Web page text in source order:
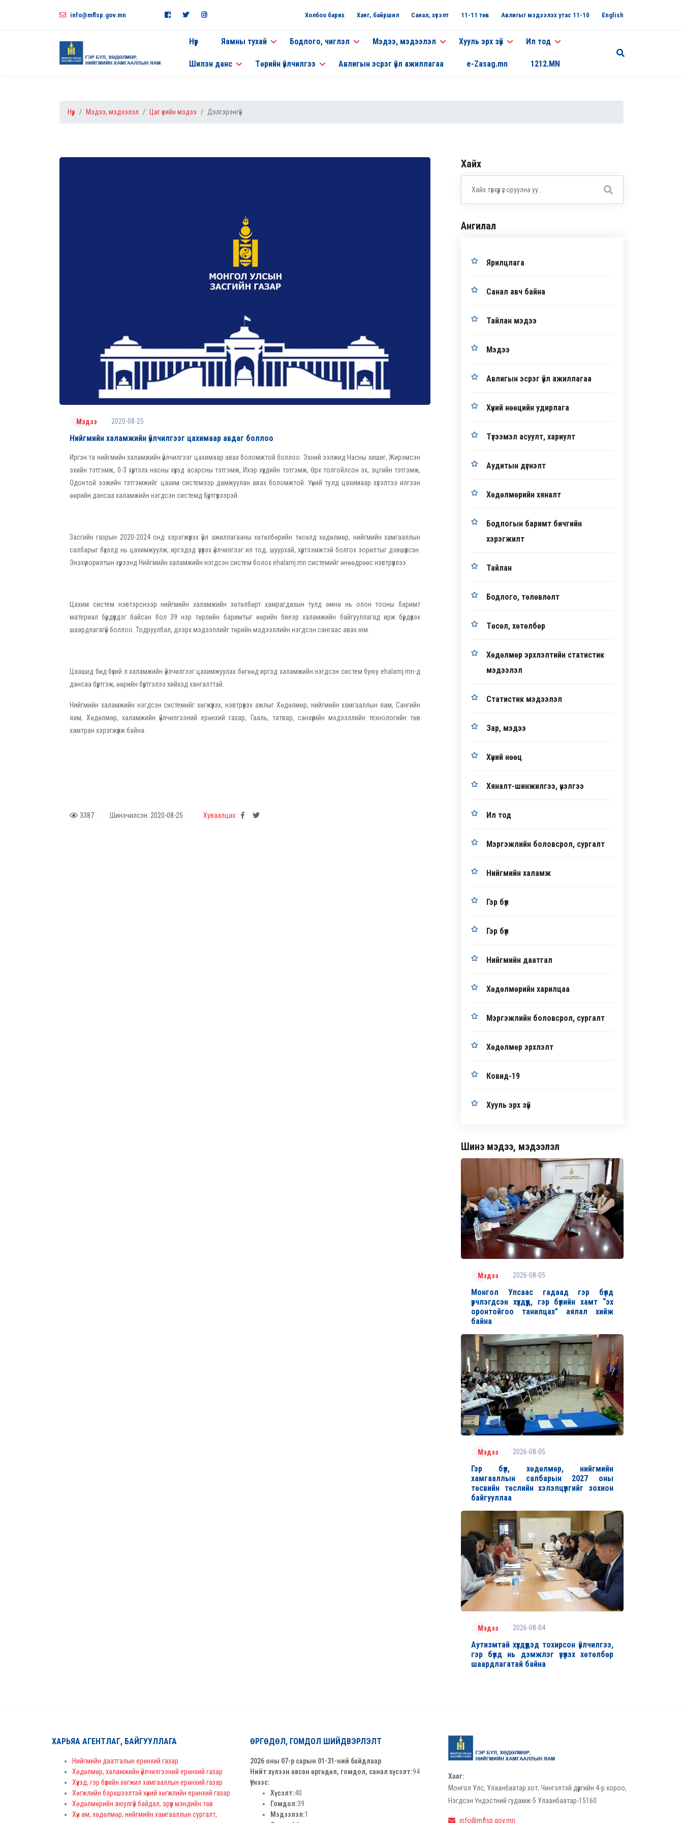
info@mflsp.gov.mn Холбоо барих Хаяг, байршил Санал, хүсэлт 11-11 төв Авлигыг мэдээлэх утас 11-10 English
Нүүр Яамны тухай Бодлого, чиглэл Мэдээ, мэдээлэл Хууль эрх зүй Ил тод
Шилэн данс Төрийн үйлчилгээ Авлигын эсрэг үйл ажиллагаа e-Zasag.mn 1212.MN
Нүүр Мэдээ, мэдээлэл Цаг үеийн мэдээ Дэлгэрэнгүй
Мэдээ 2020-08-25
Нийгмийн халамжийн үйлчилгээг цахимаар авдаг боллоо
Иргэн та нийгмийн халамжийн үйлчилгээг цахимаар авах боломжтой боллоо. Эхний ээлжид Насны хишиг, Жирэмсэн
эхийн тэтгэмж, 0-3 хүртэлх насны хүүхэд асарсны тэтгэмж, Ихэр хүүхдийн тэтгэмж, Өрх толгойлсон эх, эцгийн тэтгэмж,
Одонтой ээжийн тэтгэмжийг цахим системээр дамжуулан авах боломжтой. Үүний тулд цахимаар хүсэлтээ илгээн
өөрийн дансаа халамжийн нэгдсэн системд бүртгүүлээрэй.
Засгийн газрын 2020-2024 онд хэрэгжүүлэх үйл ажиллагааны хөтөлбөрийн төсөлд хөдөлмөр, нийгмийн хамгааллын
салбарыг бүхэлд нь цахимжуулж, иргэдэд үзүүлэх үйлчилгээг ил тод, шуурхай, хүртээмжтэй болгох зорилтыг дэвшүүлсэн.
Энэхүү зорилтын хүрээнд Нийгмийн халамжийн нэгдсэн систем болох ehalamj.mn системийг өнөөдрөөс нэвтрүүллээ.
Цахим систем нэвтэрснээр нийгмийн халамжийн хөтөлбөрт хамрагдахын тулд өмнө нь олон тооны баримт
материал бүрдүүлдэг байсан бол 39 нэр төрлийн баримтыг өөрийн биеэр халамжийн байгууллагад ирж бүрдүүлэх
шаардлагагүй боллоо. Тодруулбал, дээрх мэдээллийг төрийн мэдээллийн нэгдсэн сангаас авах юм.
Цаашид бид бүхий л халамжийн үйлчилгээг цахимжуулах бөгөөд иргэд халамжийн нэгдсэн систем буюу ehalamj.mn-д
дансаа бүртгэж, өөрийн бүртгэлээ хийхэд хангалттай.
Нийгмийн халамжийн нэгдсэн системийг хөгжүүлэх, нэвтрүүлэх ажлыг Хөдөлмөр, нийгмийн хамгааллын яам, Сангийн
яам, Хөдөлмөр, халамжийн үйлчилгээний ерөнхий газар, Гааль, татвар, санхүүгийн мэдээллийн технологийн төв
хамтран хэрэгжүүлж байна.
3387 Шинэчилсэн: 2020-08-25 Хуваалцах:
Хайх
Ангилал
Ярилцлага
Санал авч байна
Тайлан мэдээ
Мэдээ
Авлигын эсрэг үйл ажиллагаа
Хүний нөөцийн удирлага
Түгээмэл асуулт, хариулт
Аудитын дүгнэлт
Хөдөлмөрийн хяналт
Бодлогын баримт бичгийн
хэрэгжилт
Тайлан
Бодлого, төлөвлөлт
Төсөл, хөтөлбөр
Хөдөлмөр эрхлэлтийн статистик
мэдээлэл
Статистик мэдээлэл
Зар, мэдээ
Хүний нөөц
Хяналт-шинжилгээ, үнэлгээ
Ил тод
Мэргэжлийн боловсрол, сургалт
Нийгмийн халамж
Гэр бүл
Гэр бүл
Нийгмийн даатгал
Хөдөлмөрийн харилцаа
Мэргэжлийн боловсрол, сургалт
Хөдөлмөр эрхлэлт
Ковид-19
Хууль эрх зүй
Шинэ мэдээ, мэдээлэл
Мэдээ 2026-08-05
Монгол Улсаас гадаад гэр бүлд
үрчлэгдсэн хүүхдүүд, гэр бүлийн хамт “эх
оронтойгоо танилцах” аялал хийж
байна
Мэдээ 2026-08-05
Гэр бүл, хөдөлмөр, нийгмийн
хамгааллын салбарын 2027 оны
төсвийн төслийн хэлэлцүүлгийг зохион
байгууллаа
Мэдээ 2026-08-04
Аутизмтай хүүхдүүдэд тохирсон үйлчилгээ,
гэр бүлд нь дэмжлэг үзүүлэх хөтөлбөр
шаардлагатай байна
ХАРЬЯА АГЕНТЛАГ, БАЙГУУЛЛАГА
Нийгмийн даатгалын ерөнхий газар
Хөдөлмөр, халамжийн үйлчилгээний ерөнхий газар
Хүүхэд, гэр бүлийн хөгжил хамгааллын ерөнхий газар
Хөгжлийн бэрхшээлтэй хүний хөгжлийн ерөнхий газар
Хөдөлмөрийн аюулгүй байдал, эрүүл мэндийн төв
Хүн ам, хөдөлмөр, нийгмийн хамгааллын сургалт,
ӨРГӨДӨЛ, ГОМДОЛ ШИЙДВЭРЛЭЛТ
2026 оны 07-р сарын 01-31-ний байдлаар
Нийт хүлээн авсан өргөдөл, гомдол, санал хүсэлт:94
Үүнээс:
Хүсэлт:40
Гомдол:39
Мэдээлэл:1
Хаяг:
Монгол Улс, Улаанбаатар хот, Чингэлтэй дүүргийн 4-р хороо,
Нэгдсэн Үндэстний гудамж-5 Улаанбаатар-15160
info@mflsp.gov.mn